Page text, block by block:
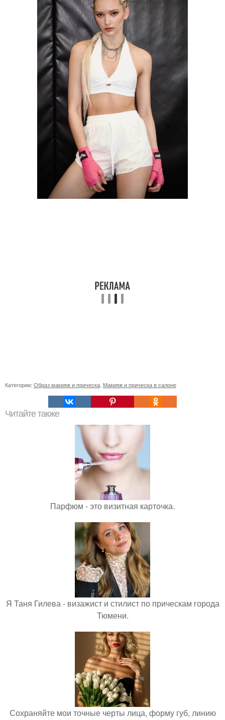
Категории: Образ макияж и прическа Макияж и прическа в салоне
Читайте также
Парфюм - это визитная карточка.
Я Таня Гилева - визажист и стилист по прическам города
Тюмени.
Сохраняйте мои точные черты лица, форму губ, линию